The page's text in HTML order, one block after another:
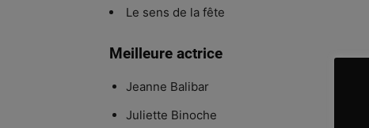
Le sens de la fête
Meilleure actrice
Jeanne Balibar
Juliette Binoche